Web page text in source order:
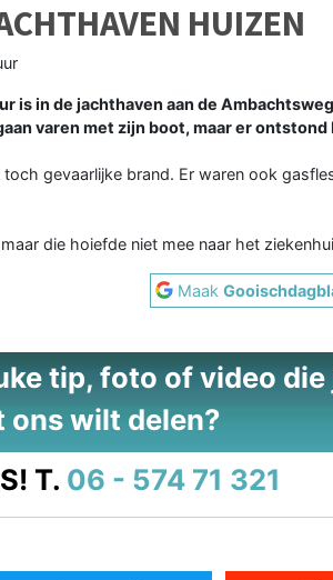
HUIZEN
is in de jachthaven aan de
varen met zijn boot, maar er ontstond
gevaarlijke brand. Er waren ook
die hoiefde niet mee naar het
Maak
tip, foto of video die
ons wilt delen?
T. 06 - 574 71 321